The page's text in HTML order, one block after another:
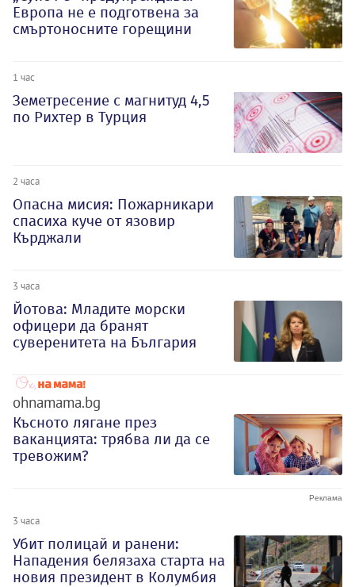
Европа не е подготвена за
смъртоносните горещини
1 час
Земетресение с магнитуд 4,5
по Рихтер в Турция
2 часа
Опасна мисия: Пожарникари
спасиха куче от язовир
Кърджали
3 часа
Йотова: Младите морски
офицери да бранят
суверенитета на България
ohnamama.bg
Късното лягане през
ваканцията: трябва ли да се
тревожим?
3 часа
Убит полицай и ранени:
Нападения белязаха старта на
новия президент в Колумбия